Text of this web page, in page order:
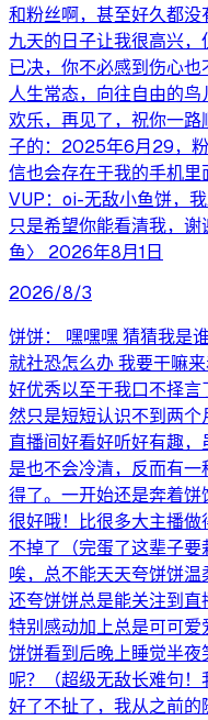
和粉丝啊，甚至好久都
九天的日子让我很高兴
已决，你不必感到伤心
人生常态，向往自由的
欢乐，再见了，祝你一路
子的：2025年6月29，
信也会存在于我的手机
VUP：oi-无敌小鱼饼，
只是希望你能看清我，
鱼〉 2026年8月1日
2026/8/3
饼饼： 嘿嘿嘿 猜猜我是
就社恐怎么办 我要干嘛
好优秀以至于我口不择
然只是短短认识不到两个
直播间好看好听好有趣
是也不会冷清，反而有
得了。一开始还是奔着
很好哦！比很多大主播
不掉了（完蛋了这辈子要
唉，总不能天天夸饼饼
还夸饼饼总是能关注到
特别感动加上总是可可
饼饼看到后晚上睡觉半
呢？（超级无敌长难句！
好了不扯了，我从之前